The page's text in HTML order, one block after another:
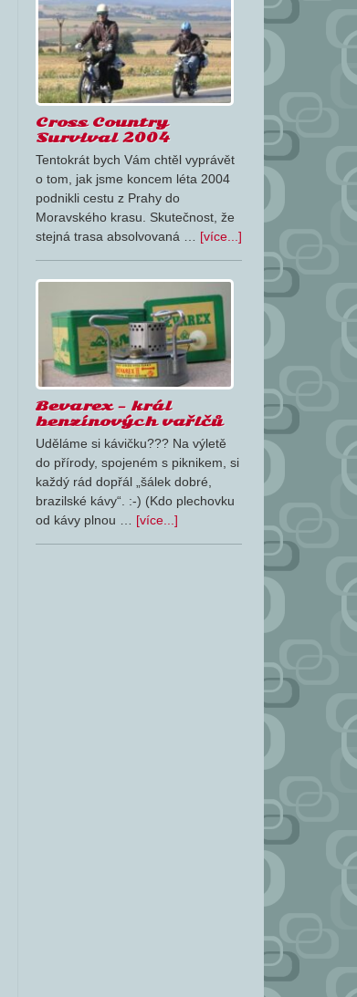
Cross Country
Survival 2004
Tentokrát bych Vám chtěl vyprávět
o tom, jak jsme koncem léta 2004
podnikli cestu z Prahy do
Moravského krasu. Skutečnost, že
stejná trasa absolvovaná … [více...]
Bevarex – král
benzínových vařičů
Uděláme si kávičku??? Na výletě
do přírody, spojeném s piknikem, si
každý rád dopřál „šálek dobré,
brazilské kávy“. :-) (Kdo plechovku
od kávy plnou … [více...]